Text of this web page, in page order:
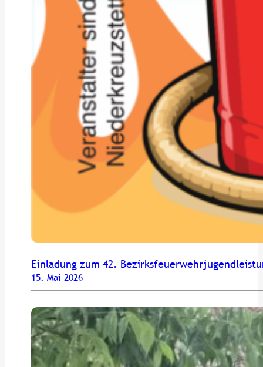
Einladung zum 42.
15. Mai 2026